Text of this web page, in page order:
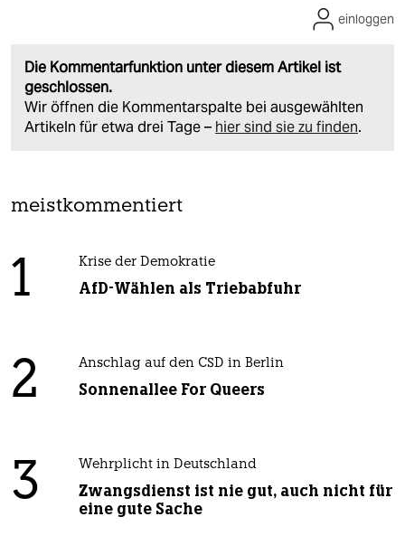
Die Kommentarfunktion unter diesem Artikel ist
geschlossen.
Wir öffnen die Kommentarspalte bei ausgewählten
Artikeln für etwa drei Tage – hier sind sie zu finden.
einloggen
meistkommentiert
1 Krise der Demokratie
AfD-Wählen als Triebabfuhr
2 Anschlag auf den CSD in Berlin
Sonnenallee For Queers
3 Wehrplicht in Deutschland
Zwangsdienst ist nie gut, auch nicht für
eine gute Sache